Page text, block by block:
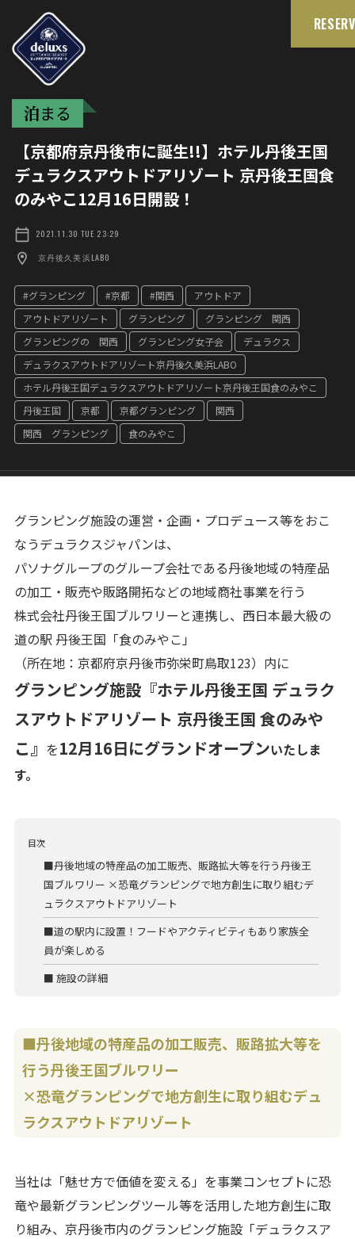
泊まる
【京都府京丹後市に誕生!!】ホテル丹後王国
デュラクスアウトドアリゾート 京丹後王国食
のみやこ12月16日開設！
2021.11.30 TUE 23:29
京丹後久美浜LABO
#グランピング #京都 #関西
アウトドア
アウトドアリゾート
グランピング
グランピング 関西
グランピングの 関西
グランピング女子会
デュラクス
デュラクスアウトドアリゾート京丹後久美浜LABO
ホテル丹後王国デュラクスアウトドアリゾート京丹後王国食のみやこ
丹後王国
京都 京都グランピング
関西
関西 グランピング
食のみやこ
グランピング施設の運営・企画・プロデュース等をおこ
なうデュラクスジャパンは、
パソナグループのグループ会社である丹後地域の特産品
の加工・販売や販路開拓などの地域商社事業を行う
株式会社丹後王国ブルワリーと連携し、西日本最大級の
道の駅 丹後王国「食のみやこ」
（所在地：京都府京丹後市弥栄町鳥取123）内に
グランピング施設『ホテル丹後王国 デュラク
スアウトドアリゾート 京丹後王国 食のみや
こ』 を12月16日にグランドオープンいたしま
す。
目次
■丹後地域の特産品の加工販売、販路拡大等を行う丹後王
国ブルワリー ×恐竜グランピングで地方創生に取り組むデ
ュラクスアウトドアリゾート
■道の駅内に設置！フードやアクティビティもあり家族全
員が楽しめる
■ 施設の詳細
■丹後地域の特産品の加工販売、販路拡大等を
行う丹後王国ブルワリー
×恐竜グランピングで地方創生に取り組むデュ
ラクスアウトドアリゾート
当社は「魅せ方で価値を変える」を事業コンセプトに恐
竜や最新グランピングツール等を活用した地方創生に取
り組み、京丹後市内のグランピング施設「デュラクスア